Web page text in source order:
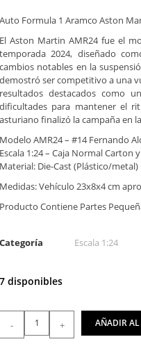
Auto Formula 1 Aramco Aston
El Aston Martin AMR24 fue el
temporada 2024, diseñado
cambios notables en la
demostró ser competitivo a una
resultados destacados como
dificultades para mantener el
asturiano finalizó la campaña en
Modelo AMR24 – #14 Fernando
Escala 1:24 – Caja Normal Carton
Material: Die-Cast (Plástico/
Medidas: Vehículo 23x8x4 cm
Producto Contiene Partes
Categoría Escala 1:24
7 disponibles
- + AÑADIR